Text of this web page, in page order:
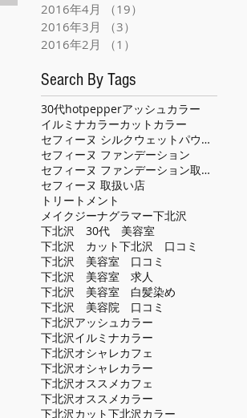
2016年4月
（19）
2016年3月
（3）
2016年2月
（1）
Search By Tags
30代hotpepperアッシュカラー
イルミナカラーカット カラー
セフィーヌ シルクウェットパウダー
セフィーヌ ファンデーション
セフィーヌ ファンデーション取扱い店
セフィーヌ 取扱い店
トリートメント
メイクジーナグラマー下北沢
下北沢 30代 美容室
下北沢 カット下北沢 口コミ
下北沢 美容室 口コミ
下北沢 美容室 求人
下北沢 美容室 白髪染め
下北沢 美容院 口コミ
下北沢アッシュカラー
下北沢イルミナカラー
下北沢オシャレカフェ
下北沢オシャレカラー
下北沢オススメカフェ
下北沢オススメカラー
下北沢カット下北沢カラー